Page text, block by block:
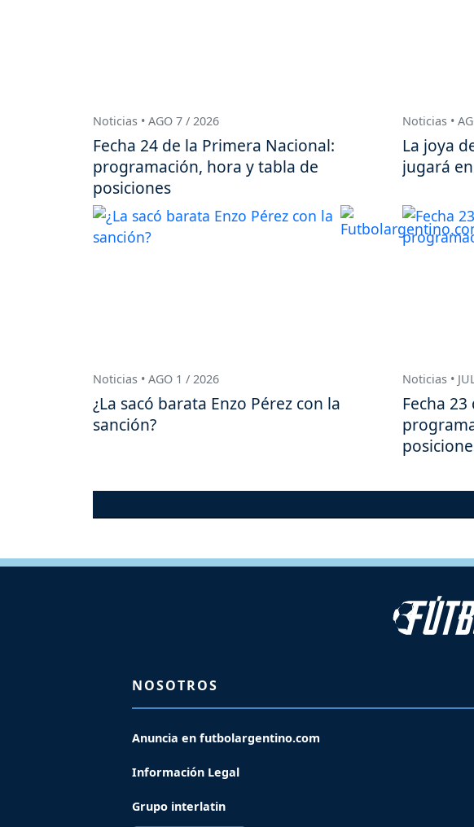
Noticias • AGO 7 / 2026
Fecha 24 de la Primera Nacional:
programación, hora y tabla de
posiciones
Noticias •
La joya
jugará
Noticias • AGO 1 / 2026
¿La sacó barata Enzo Pérez con la
sanción?
Noticias •
Fecha
NOSOTROS
Anuncia en futbolargentino.com
Información Legal
Grupo interlatin